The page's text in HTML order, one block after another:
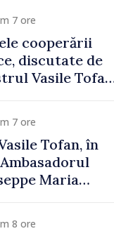
7 ore
cooperării
discutate de
Vasile Tofan
Sertel
7 ore
Tofan, în
Maria
8 ore